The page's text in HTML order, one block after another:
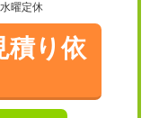
曜定休
積り依